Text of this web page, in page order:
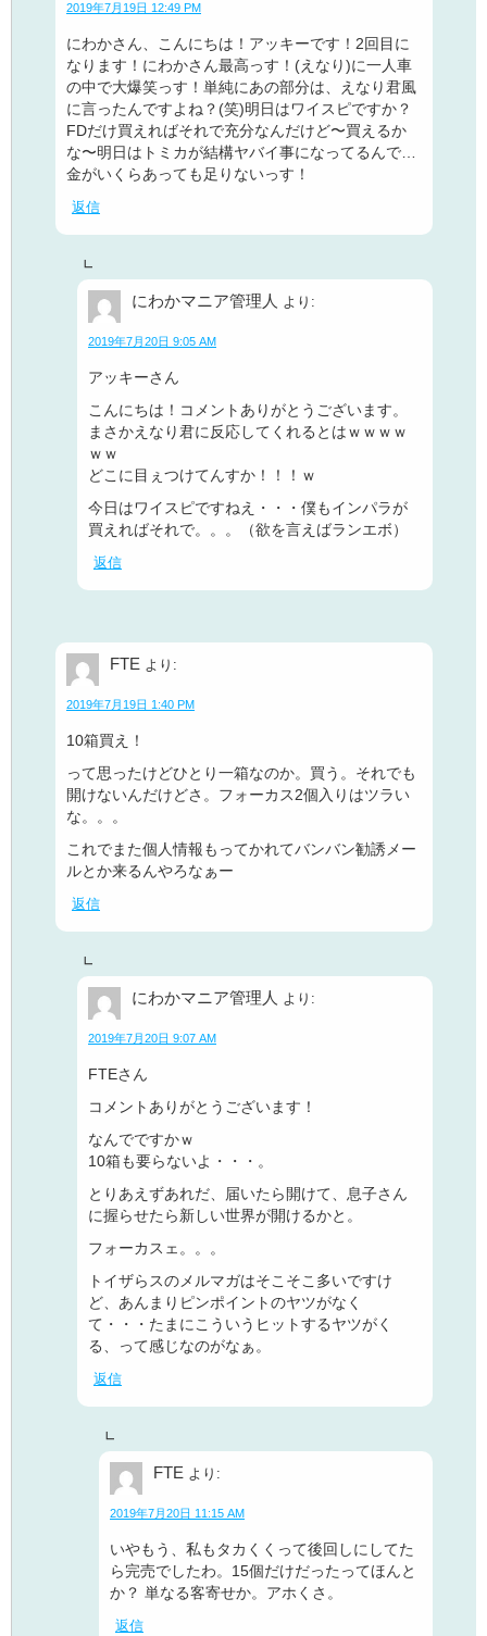
2019年7月19日 12:49 PM
にわかさん、こんにちは！アッキーです！2回目に
なります！にわかさん最高っす！(えなり)に一人車
の中で大爆笑っす！単純にあの部分は、えなり君風
に言ったんですよね？(笑)明日はワイスピですか？
FDだけ買えればそれで充分なんだけど〜買えるか
な〜明日はトミカが結構ヤバイ事になってるんで…
金がいくらあっても足りないっす！
返信
にわかマニア管理人 より:
2019年7月20日 9:05 AM
アッキーさん
こんにちは！コメントありがとうございます。
まさかえなり君に反応してくれるとはｗｗｗｗ
ｗｗ
どこに目ぇつけてんすか！！！ｗ
今日はワイスピですねえ・・・僕もインパラが
買えればそれで。。。（欲を言えばランエボ）
返信
FTE より:
2019年7月19日 1:40 PM
10箱買え！
って思ったけどひとり一箱なのか。買う。それでも
開けないんだけどさ。フォーカス2個入りはツラい
な。。。
これでまた個人情報もってかれてバンバン勧誘メー
ルとか来るんやろなぁー
返信
にわかマニア管理人 より:
2019年7月20日 9:07 AM
FTEさん
コメントありがとうございます！
なんでですかｗ
10箱も要らないよ・・・。
とりあえずあれだ、届いたら開けて、息子さん
に握らせたら新しい世界が開けるかと。
フォーカスェ。。。
トイザらスのメルマガはそこそこ多いですけ
ど、あんまりピンポイントのヤツがなく
て・・・たまにこういうヒットするヤツがく
る、って感じなのがなぁ。
返信
FTE より:
2019年7月20日 11:15 AM
いやもう、私もタカくくって後回しにしてた
ら完売でしたわ。15個だけだったってほんと
か？ 単なる客寄せか。アホくさ。
返信